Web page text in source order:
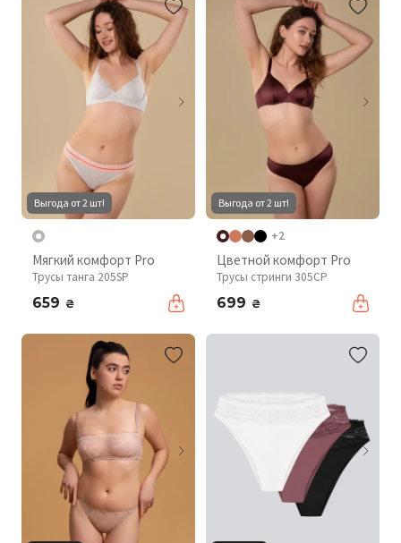
Выгода от 2 шт!
Мягкий комфорт Pro
Трусы танга 205SP
659 ₴
Выгода от 2 шт!
+2
Цветной комфорт Pro
Трусы стринги 305CP
699 ₴